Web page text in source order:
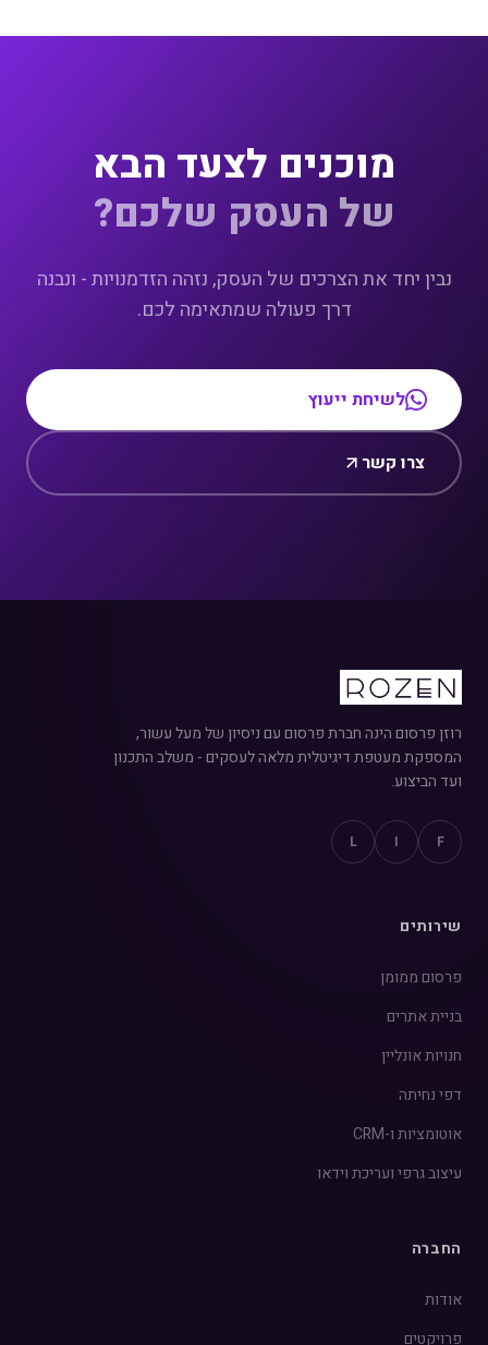
מוכנים לצעד הבא
של העסק שלכם?
נבין יחד את הצרכים של העסק, נזהה הזדמנויות - ונבנה
דרך פעולה שמתאימה לכם.
לשיחת ייעוץ
צרו קשר
רוזן פרסום הינה חברת פרסום עם ניסיון של מעל עשור,
המספקת מעטפת דיגיטלית מלאה לעסקים - משלב התכנון
ועד הביצוע.
F
I
L
שירותים
פרסום ממומן
בניית אתרים
חנויות אונליין
דפי נחיתה
אוטומציות ו-CRM
עיצוב גרפי ועריכת וידאו
החברה
אודות
פרויקטים